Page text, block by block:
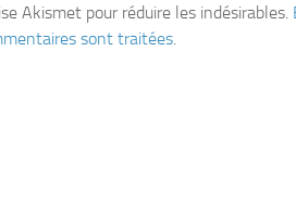
Akismet pour réduire les indésirables.
sont traitées